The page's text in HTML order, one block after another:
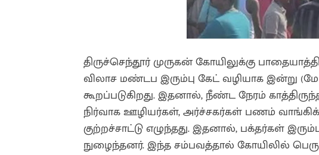
திருச்செந்தூர் முருகன் கோயிலுக்கு
விலாச மண்டப இரும்பு கேட் வழியாக இன்று (மே
கூறப்படுகிறது. இதனால், நீண்ட நேரம்
நிர்வாக ஊழியர்கள், அர்ச்சகர்கள் பணம்
குற்றச்சாட்டு எழுந்தது. இதனால், பக்தர்கள்
நுழைந்தனர். இந்த சம்பவத்தால் கோயிலில்